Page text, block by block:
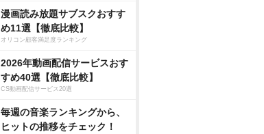
漫画読み放題サブスクおすす
め11選【徹底比較】
オリコン顧客満足度ランキング
2026年動画配信サービスおす
すめ40選【徹底比較】
CS動画配信サービス20選
毎週の音楽ランキングから、
ヒットの推移をチェック！